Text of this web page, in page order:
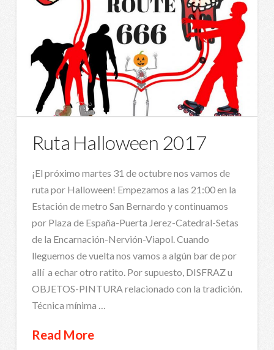
Ruta Halloween 2017
¡El próximo martes 31 de octubre nos vamos de
ruta por Halloween! Empezamos a las 21:00 en la
Estación de metro San Bernardo y continuamos
por Plaza de España-Puerta Jerez-Catedral-Setas
de la Encarnación-Nervión-Viapol. Cuando
lleguemos de vuelta nos vamos a algún bar de por
allí a echar otro ratito. Por supuesto, DISFRAZ u
OBJETOS-PINTURA relacionado con la tradición.
Técnica mínima …
Read More